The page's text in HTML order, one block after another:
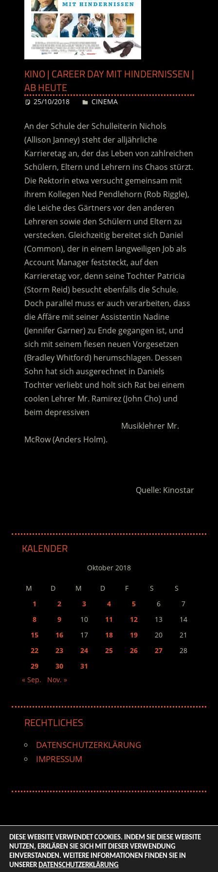
KINO | CAREER DAY MIT HINDERNISSEN |
AB HEUTE
25/10/2018 Desiree
CINEMA
An der Schule der Schulleiterin Nichols
(Allison Janney) steht der alljährliche
Karrieretag an, der das Leben von zahlreichen
Schülern, Eltern und Lehrern ins Chaos stürzt.
Die Rektorin etwa versucht gemeinsam mit
ihrem Kollegen Ned Pendlehorn (Rob Riggle),
die Leiche des Gärtners vor den anderen
Lehreren sowie den Schülern und Eltern zu
verstecken. Gleichzeitig bereitet sich Daniel
(Common), der in einem langweiligen Job als
Account Manager feststeckt, auf den
Karrieretag vor, denn seine Tochter Patricia
(Storm Reid) besucht ebenfalls die Schule.
Doch parallel muss er auch verarbeiten, dass
die Affäre mit seiner Assistentin Nadine
(Jennifer Garner) zu Ende gegangen ist, und
sich mit seinem fiesen neuen Vorgesetzen
(Bradley Whitford) herumschlagen. Dessen
Sohn hat sich ausgerechnet in Daniels
Tochter verliebt und holt sich Rat bei einem
coolen Lehrer Mr. Ramirez (John Cho) und
beim depressiven
Musiklehrer Mr.
McRow (Anders Holm).
Quelle: Kinostar
KALENDER
Oktober 2018
M D M D F S
S
1
2 3 4 5 6
7
8
9 10 11 12 13
14
15
16 17 18 19 20
21
22
23 24 25 26 27
28
29
30
31
« Sep.
Nov. »
RECHTLICHES
DATENSCHUTZERKLÄRUNG
IMPRESSUM
© 2026 ENTERTAINMENT BASE – Life & Style Magazine.
All Rights Reserved. | Based on
DIESE WEBSITE VERWENDET COOKIES. INDEM SIE DIESE WEBSITE
NUTZEN, ERKLÄREN SIE SICH MIT DIESER VERWENDUNG
EINVERSTANDEN. WEITERE INFORMATIONEN FINDEN SIE IN
UNSERER DATENSCHUTZERKLÄRUNG